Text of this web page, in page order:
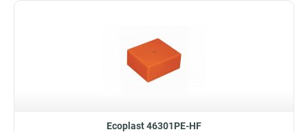
Ecoplast 46301PE-HF